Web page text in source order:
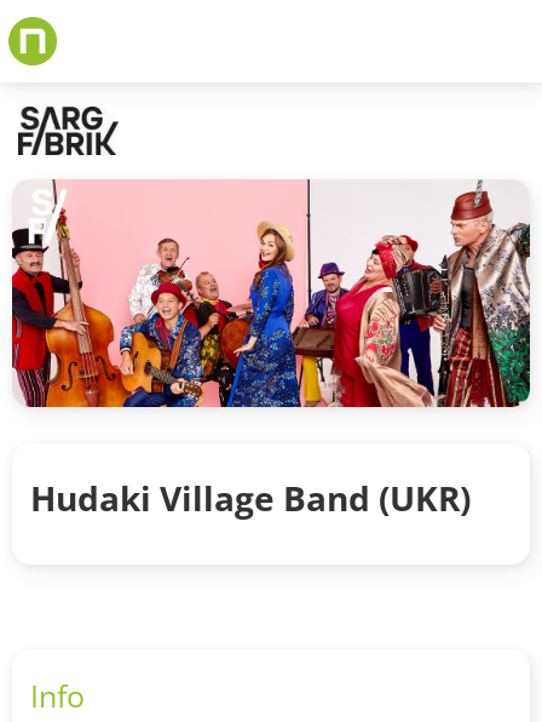
Skip
to
content
Hudaki Village Band (UKR)
Info